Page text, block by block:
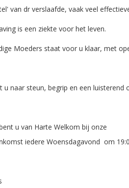
van dr verslaafde, vaak veel
is een ziekte voor het leven.
Moeders staat voor u klaar, met
u naar steun, begrip en een luisterend
u van Harte Welkom bij onze
iedere Woensdagavond om